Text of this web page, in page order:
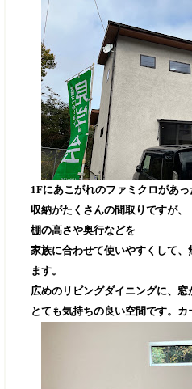
1Fにあこがれのファミクロがあっ
収納がたくさんの間取りですが、
棚の高さや奥行などを
家族に合わせて使いやすくして
ます。
広めのリビングダイニングに、
とても気持ちの良い空間です。カ